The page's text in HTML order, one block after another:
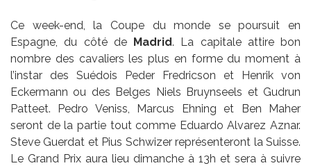
Ce week-end, la Coupe du monde se poursuit en
Espagne, du côté de
Madrid. La capitale attire bon
nombre des cavaliers les plus en forme du moment à
l’instar des Suédois Peder Fredricson et Henrik von
Eckermann ou des Belges Niels Bruynseels et Gudrun
Patteet. Pedro Veniss, Marcus Ehning et Ben Maher
seront de la partie tout comme Eduardo Alvarez Aznar.
Steve Guerdat et Pius Schwizer représenteront la Suisse.
Le Grand Prix aura lieu dimanche à 13h et sera à suivre